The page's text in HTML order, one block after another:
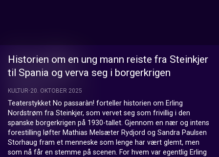
Historien om en ung mann reiste fra Steinkjer
til Spania og verva seg i borgerkrigen
KULTUR 20. OKTOBER 2025
Teaterstykket No passaràn! forteller historien om Erling
Nordstrøm fra Steinkjer, som vervet seg som frivillig i den
spanske borgerkrigen på 1930-tallet. Gjennom en nær og intens
forestilling løfter Mathias Melsæter Rydjord og Sandra Paulsen
Storhaug fram et menneske som lenge har vært glemt, men
som nå får en stemme på scenen. For hvem var egentlig Erling